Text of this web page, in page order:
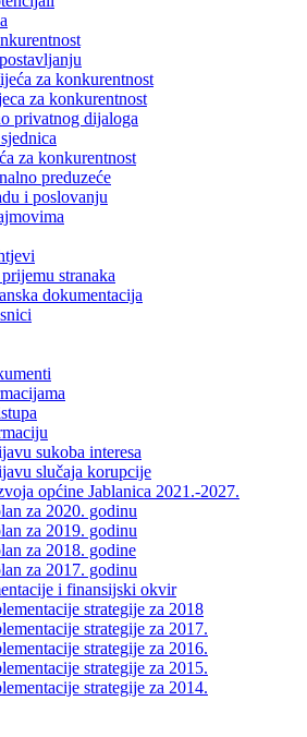
za konkurentnost
za konkurentnost
privatnog dijaloga
za konkurentnost
preduzeće
i poslovanju
stranaka
dokumentacija
sukoba interesa
slučaja korupcije
općine Jablanica 2021.-2027.
za 2020. godinu
za 2019. godinu
za 2018. godine
za 2017. godinu
i finansijski okvir
strategije za 2018
strategije za 2017.
strategije za 2016.
strategije za 2015.
strategije za 2014.